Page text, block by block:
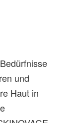
und
Haut in